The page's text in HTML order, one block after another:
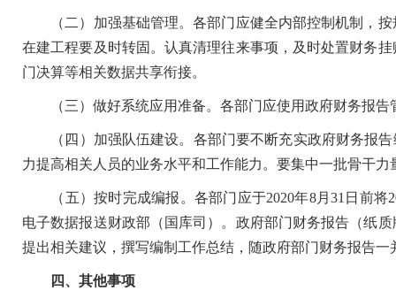
（二）加强基础管理。各部门应健全内部控制机制，按
在建工程要及时转固。认真清理往来事项，及时处置财务
门决算等相关数据共享衔接。
（三）做好系统应用准备。各部门应使用政府财务报告
（四）加强队伍建设。各部门要不断充实政府财务报告
力提高相关人员的业务水平和工作能力。要集中一批骨干
（五）按时完成编报。各部门应于2020年8月31日前将
电子数据报送财政部（国库司）。政府部门财务报告（纸
提出相关建议，撰写编制工作总结，随政府部门财务报告一
四、其他事项